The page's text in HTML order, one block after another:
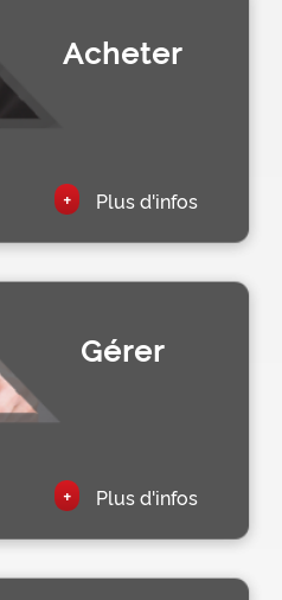
Acheter
+ Plus d'infos
Gérer
+ Plus d'infos